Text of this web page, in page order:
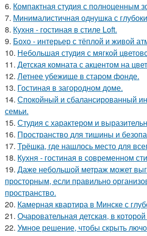
6. Компактная студия с полноценным
7. Минималистичная однушка с
8. Кухня - гостиная в стиле Loft.
9. Бохо - интерьер с тёплой и живой
10. Небольшая студия с мягкой
11. Детская комната с акцентом на
12. Летнее убежище в старом фонде.
13. Гостиная в загородном доме.
14. Спокойный и сбалансированный
семьи.
15. Студия с характером и
16. Пространство для тишины и
17. Трёшка, где нашлось место для
18. Кухня - гостиная в современном
19. Даже небольшой метраж может
просторным, если правильно
пространство.
20. Камерная квартира в Минске с
21. Очаровательная детская, в которой
22. Умное решение, чтобы скрыть